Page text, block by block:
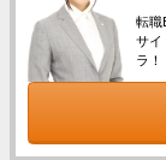
転職
サイ
ラ！